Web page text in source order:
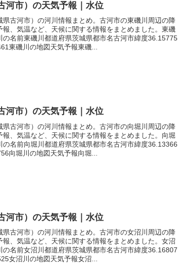
河市）の天気予報｜水位
県古河市）の河川情報まとめ。古河市の東磯川周辺の降
報、気温など、天候に関する情報をまとめました。東磯
の名前東磯川都道府県茨城県都市名古河市緯度36.15775
東磯川の地図天気予報東磯...
河市）の天気予報｜水位
県古河市）の河川情報まとめ。古河市の向堀川周辺の降
報、気温など、天候に関する情報をまとめました。向堀
の名前向堀川都道府県茨城県都市名古河市緯度36.13366
向堀川の地図天気予報向堀...
河市）の天気予報｜水位
県古河市）の河川情報まとめ。古河市の女沼川周辺の降
報、気温など、天候に関する情報をまとめました。女沼
の名前女沼川都道府県茨城県都市名古河市緯度36.16807
女沼川の地図天気予報女沼...